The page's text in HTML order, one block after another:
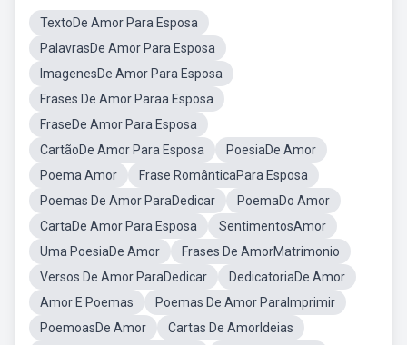
TextoDe Amor Para Esposa
PalavrasDe Amor Para Esposa
ImagenesDe Amor Para Esposa
Frases De Amor Paraa Esposa
FraseDe Amor Para Esposa
CartãoDe Amor Para Esposa
PoesiaDe Amor
Poema Amor
Frase RomânticaPara Esposa
Poemas De Amor ParaDedicar
PoemaDo Amor
CartaDe Amor Para Esposa
SentimentosAmor
Uma PoesiaDe Amor
Frases De AmorMatrimonio
Versos De Amor ParaDedicar
DedicatoriaDe Amor
Amor E Poemas
Poemas De Amor ParaImprimir
PoemoasDe Amor
Cartas De AmorIdeias